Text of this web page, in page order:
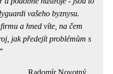
vašeho byznysu.
a hned víte, na čem
jak předejít problémům s
Radomír Novotný